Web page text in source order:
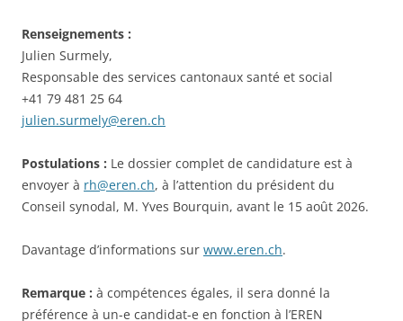
Renseignements :
Julien Surmely,
Responsable des services cantonaux santé et social
+41 79 481 25 64
julien.surmely@eren.ch
Postulations : Le dossier complet de candidature est à
envoyer à rh@eren.ch, à l’attention du président du
Conseil synodal, M. Yves Bourquin, avant le 15 août 2026.
Davantage d’informations sur www.eren.ch.
Remarque : à compétences égales, il sera donné la
préférence à un-e candidat-e en fonction à l’EREN